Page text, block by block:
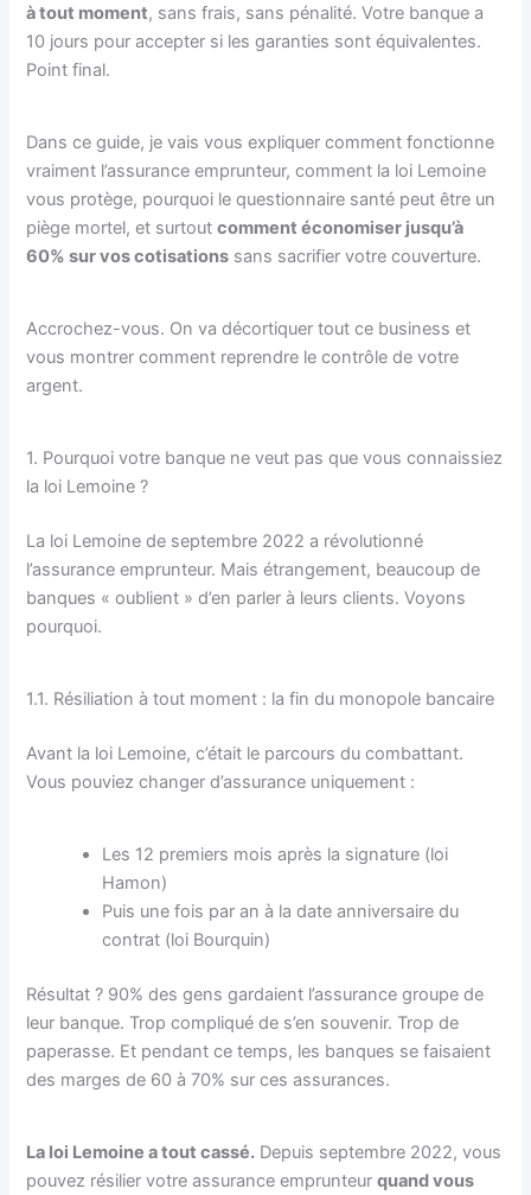
à tout moment, sans frais, sans pénalité. Votre banque a
10 jours pour accepter si les garanties sont équivalentes.
Point final.
Dans ce guide, je vais vous expliquer comment fonctionne
vraiment l’assurance emprunteur, comment la loi Lemoine
vous protège, pourquoi le questionnaire santé peut être un
piège mortel, et surtoutcomment économiser jusqu’à
60% sur vos cotisations sans sacrifier votre couverture.
Accrochez-vous. On va décortiquer tout ce business et
vous montrer comment reprendre le contrôle de votre
argent.
1. Pourquoi votre banque ne veut pas que vous connaissiez
la loi Lemoine ?
La loi Lemoine de septembre 2022 a révolutionné
l’assurance emprunteur. Mais étrangement, beaucoup de
banques « oublient » d’en parler à leurs clients. Voyons
pourquoi.
1.1. Résiliation à tout moment : la fin du monopole bancaire
Avant la loi Lemoine, c’était le parcours du combattant.
Vous pouviez changer d’assurance uniquement :
Les 12 premiers mois après la signature (loi
Hamon)
Puis une fois par an à la date anniversaire du
contrat (loi Bourquin)
Résultat ? 90% des gens gardaient l’assurance groupe de
leur banque. Trop compliqué de s’en souvenir. Trop de
paperasse. Et pendant ce temps, les banques se faisaient
des marges de 60 à 70% sur ces assurances.
La loi Lemoine a tout cassé. Depuis septembre 2022, vous
pouvez résilier votre assurance emprunteurquand vous